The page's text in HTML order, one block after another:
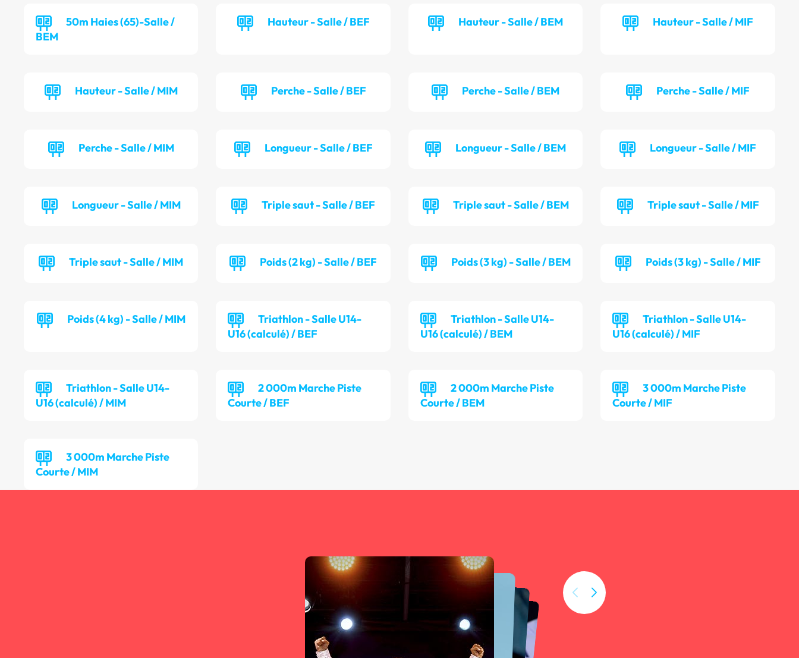
50m Haies (65)-Salle /
BEM
Hauteur - Salle / BEF Hauteur - Salle / BEM Hauteur - Salle / MIF
Hauteur - Salle / MIM Perche - Salle / BEF Perche - Salle / BEM Perche - Salle / MIF
Perche - Salle / MIM Longueur - Salle / BEF Longueur - Salle / BEM Longueur - Salle / MIF
Longueur - Salle / MIM Triple saut - Salle / BEF Triple saut - Salle / BEM Triple saut - Salle / MIF
Triple saut - Salle / MIM Poids (2 kg) - Salle / BEF Poids (3 kg) - Salle / BEM Poids (3 kg) - Salle / MIF
Poids (4 kg) - Salle / MIM
Triathlon - Salle U14-
U16 (calculé) / BEF
Triathlon - Salle U14-
U16 (calculé) / BEM
Triathlon - Salle U14-
U16 (calculé) / MIF
Triathlon - Salle U14-
U16 (calculé) / MIM
2 000m Marche Piste
Courte / BEF
2 000m Marche Piste
Courte / BEM
3 000m Marche Piste
Courte / MIF
3 000m Marche Piste
Courte / MIM